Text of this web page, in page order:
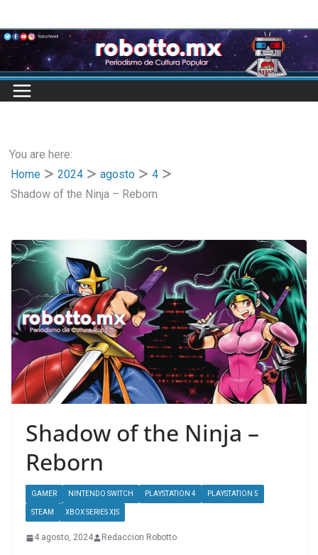
to
content
You are here:
Home
2024 agosto
4
Shadow of the Ninja – Reborn
Shadow of the Ninja –
Reborn
GAMER NINTENDO SWITCH PLAYSTATION 4 PLAYSTATION 5
STEAM XBOX SERIES X|S
4 agosto, 2024 Redaccion Robotto